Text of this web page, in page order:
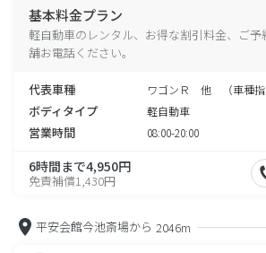
基本料金プラン
軽自動車のレンタル、お得な割引料金、ご
舗お電話ください。
代表車種 ワゴンＲ 他 （車種指
ボディタイプ 軽自動車
営業時間 08:00-20:00
6時間まで4,950円
免責補償1,430円
平安会館今池斎場から 2046m